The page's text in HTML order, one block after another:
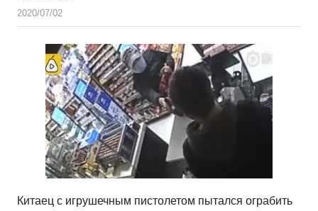
2020/07/02
Китаец с игрушечным пистолетом пытался ограбить